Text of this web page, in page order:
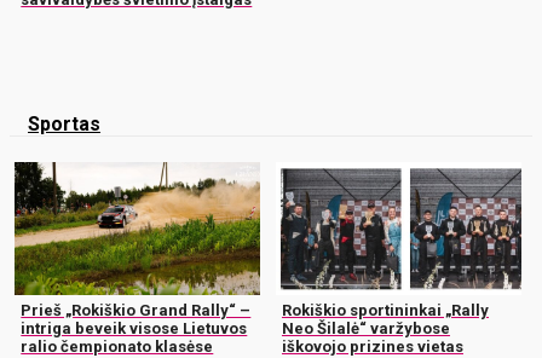
Sportas
Prieš „Rokiškio Grand Rally“ –
intriga beveik visose Lietuvos
ralio čempionato klasėse
Rokiškio sportininkai „Rally
Neo Šilalė“ varžybose
iškovojo prizines vietas